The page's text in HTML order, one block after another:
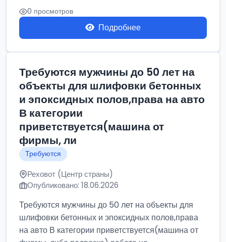
0 просмотров
Подробнее
Требуются мужчины до 50 лет на
объекты для шлифовки бетонных
и эпоксидных полов,права на авто
В категории
приветствуется(машина от
фирмы, ли
Требуются
Реховот (Центр страны)
Опубликовано: 18.06.2026
Требуются мужчины до 50 лет на объекты для
шлифовки бетонных и эпоксидных полов,права
на авто В категории приветствуется(машина от